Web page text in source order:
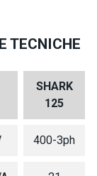
TECNICHE
SHARK
125
400-3ph